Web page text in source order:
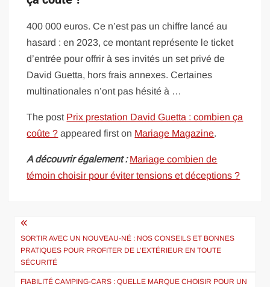
400 000 euros. Ce n’est pas un chiffre lancé au
hasard : en 2023, ce montant représente le ticket
d’entrée pour offrir à ses invités un set privé de
David Guetta, hors frais annexes. Certaines
multinationales n’ont pas hésité à …
The post Prix prestation David Guetta : combien ça
coûte ? appeared first on Mariage Magazine.
A découvrir également : Mariage combien de
témoin choisir pour éviter tensions et déceptions ?
Navigation
de
l’article
SORTIR AVEC UN NOUVEAU-NÉ : NOS CONSEILS ET BONNES
PRATIQUES POUR PROFITER DE L’EXTÉRIEUR EN TOUTE
SÉCURITÉ
FIABILITÉ CAMPING-CARS : QUELLE MARQUE CHOISIR POUR UN